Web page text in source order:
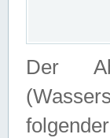
Der